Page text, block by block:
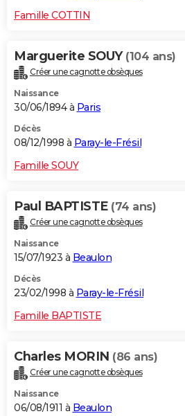
Famille COTTIN
Marguerite SOUY (104 ans)
Créer une cagnotte obsèques
Naissance
30/06/1894 à Paris
Décès
08/12/1998 à Paray-le-Frésil
Famille SOUY
Paul BAPTISTE (74 ans)
Créer une cagnotte obsèques
Naissance
15/07/1923 à Beaulon
Décès
23/02/1998 à Paray-le-Frésil
Famille BAPTISTE
Charles MORIN (86 ans)
Créer une cagnotte obsèques
Naissance
06/08/1911 à Beaulon